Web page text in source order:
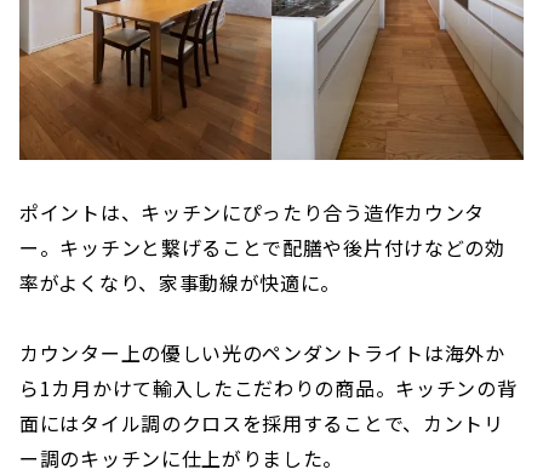
ポイントは、キッチンにぴったり合う造作カウンタ
ー。キッチンと繋げることで配膳や後片付けなどの効
率がよくなり、家事動線が快適に。
カウンター上の優しい光のペンダントライトは海外か
ら1カ月かけて輸入したこだわりの商品。キッチンの背
面にはタイル調のクロスを採用することで、カントリ
ー調のキッチンに仕上がりました。